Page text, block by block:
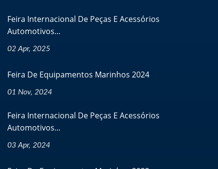
Feira Internacional De Peças E Acessórios
Automotivos...
02 Apr, 2025
Feira De Equipamentos Marinhos 2024
01 Nov, 2024
Feira Internacional De Peças E Acessórios
Automotivos...
03 Apr, 2024